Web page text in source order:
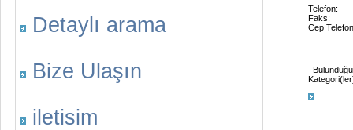
Detaylı arama
Bize Ulaşın
iletisim
Telefon:
Faks:
Cep
Bulunduğu